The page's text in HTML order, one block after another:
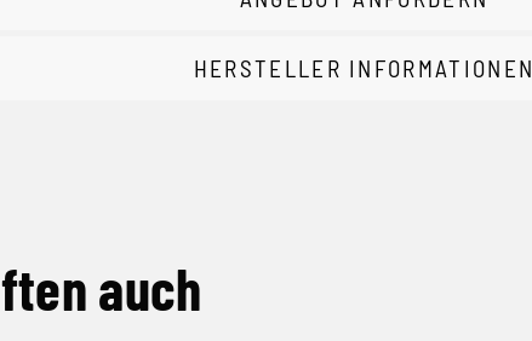
HERSTELLER INFORMATIONEN
auch